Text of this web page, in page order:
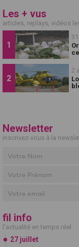
Les + vus
articles, replays, vidéos
2
Newsletter
inscrivez-vous à la
fil info
l'actualité en temps réel
27 juillet